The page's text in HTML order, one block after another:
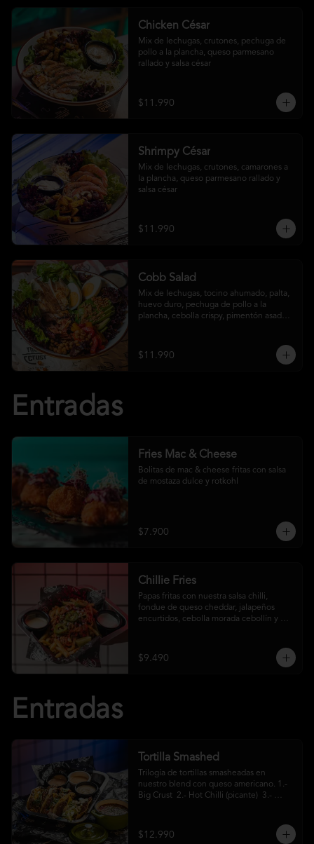
Chicken César
Mix de lechugas, crutones, pechuga de
pollo a la plancha, queso parmesano
rallado y salsa césar
$11.990
Shrimpy César
Mix de lechugas, crutones, camarones a
la plancha, queso parmesano rallado y
salsa césar
$11.990
Cobb Salad
Mix de lechugas, tocino ahumado, palta,
huevo duro, pechuga de pollo a la
plancha, cebolla crispy, pimentón asado,
$11.990
Entradas
Fries Mac & Cheese
Bolitas de mac & cheese fritas con salsa
de mostaza dulce y rotkohl
$7.900
Chillie Fries
Papas fritas con nuestra salsa chilli,
fondue de queso cheddar, jalapeños
encurtidos, cebolla morada cebollín y
$9.490
Entradas
Tortilla Smashed
Trilogía de tortillas smasheadas en
nuestro blend con queso americano. 1.-
Big Crust  2.- Hot Chilli (picante)  3.-
$12.990